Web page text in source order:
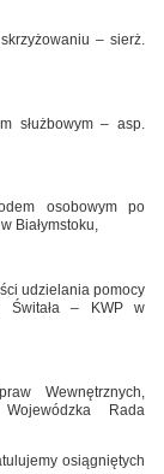
– sierż.
służbowym – asp.
osobowym po
Białymstoku,
udzielania pomocy
Świtała – KWP w
Wewnętrznych,
Rada
osiągniętych